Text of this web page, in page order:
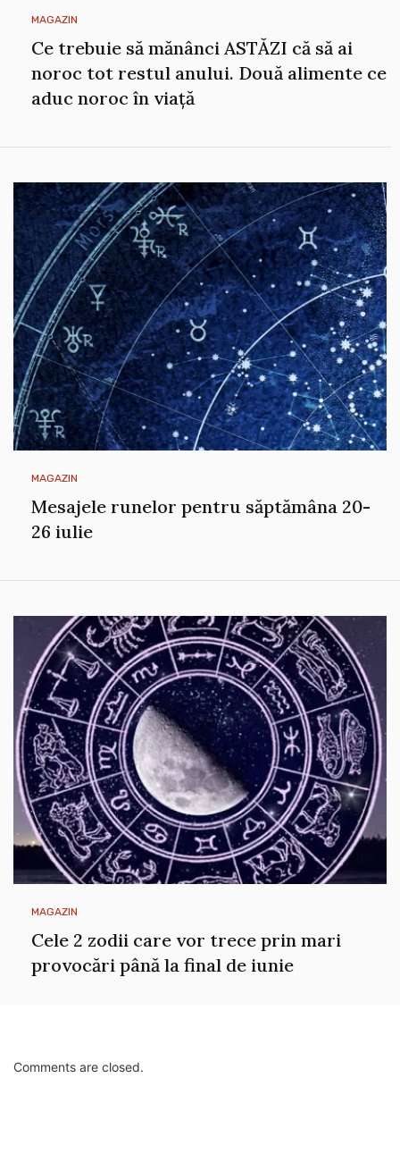
MAGAZIN
Ce trebuie să mănânci ASTĂZI că să ai
noroc tot restul anului. Două alimente ce
aduc noroc în viață
MAGAZIN
Mesajele runelor pentru săptămâna 20-
26 iulie
MAGAZIN
Cele 2 zodii care vor trece prin mari
provocări până la final de iunie
Comments are closed.